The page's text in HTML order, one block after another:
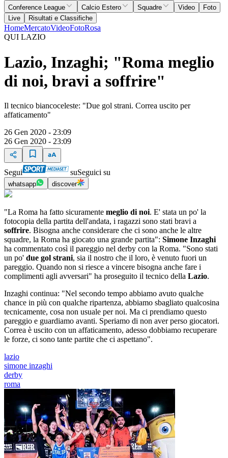
Conference League
Calcio Estero Squadre Video
Foto
Live
Risultati e Classifiche
HomeMercatoVideoFotoRosa
QUI LAZIO
Lazio, Inzaghi; "Roma meglio
di noi, bravi a soffrire"
Il tecnico biancoceleste: "Due gol strani. Correa uscito per
affaticamento"
26 Gen 2020 - 23:09
26 Gen 2020 - 23:09
Segui suSeguici su
whatsapp discover
"La Roma ha fatto sicuramente meglio di noi. E' stata un po' la
fotocopia della partita dell'andata, i ragazzi sono stati bravi a
soffrire. Bisogna anche considerare che ci sono anche le altre
squadre, la Roma ha giocato una grande partita": Simone Inzaghi
ha commentato così il pareggio nel derby con la Roma. "Sono stati
un po' due gol strani, sia il nostro che il loro, è venuto fuori un
pareggio. Quando non si riesce a vincere bisogna anche fare i
complimenti agli avversari" ha proseguito il tecnico della Lazio.
Inzaghi continua: "Nel secondo tempo abbiamo avuto qualche
chance in più con qualche ripartenza, abbiamo sbagliato qualcosina
tecnicamente, cosa non usuale per noi. Ma ci prendiamo questo
pareggio e guardiamo avanti. Speriamo di non aver perso giocatori.
Correa è uscito con un affaticamento, adesso dobbiamo recuperare
le forze, ci sono tante partite che ci aspettano".
lazio
simone inzaghi
derby
roma